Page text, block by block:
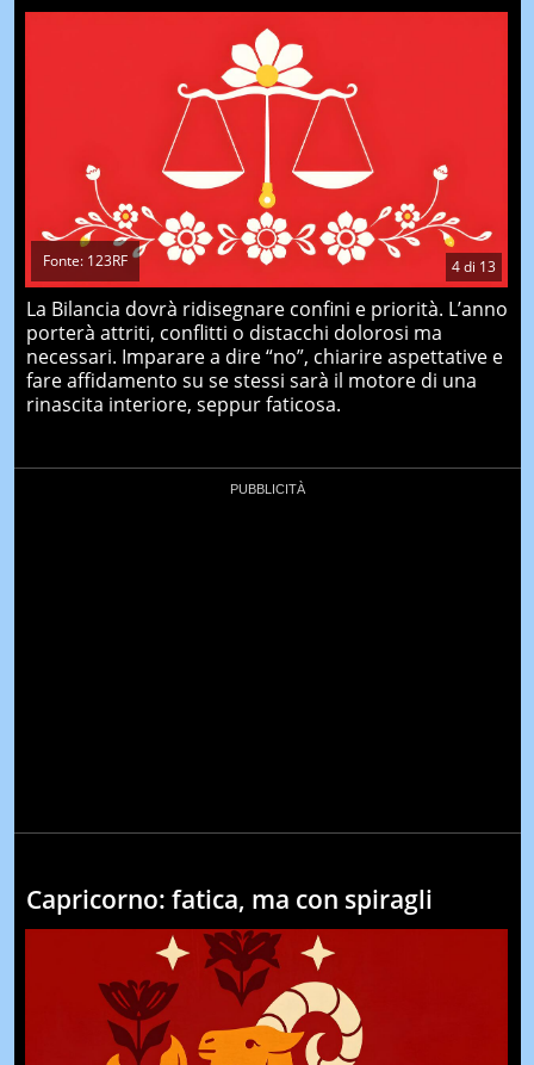
4di 13
Fonte: 123RF
La Bilancia dovrà ridisegnare confini e priorità. L’anno
porterà attriti, conflitti o distacchi dolorosi ma
necessari. Imparare a dire “no”, chiarire aspettative e
fare affidamento su se stessi sarà il motore di una
rinascita interiore, seppur faticosa.
Capricorno: fatica, ma con spiragli